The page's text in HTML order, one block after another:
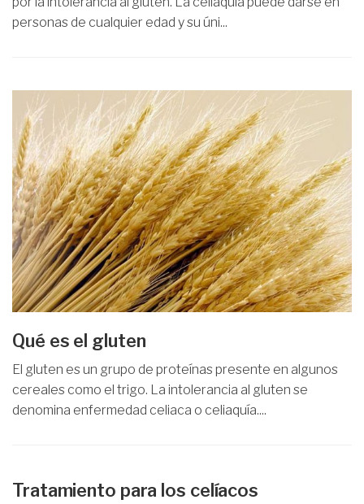
personas de cualquier edad y su úni...
Qué es el gluten
El gluten es un grupo de proteínas presente en algunos
cereales como el trigo. La intolerancia al gluten se
denomina enfermedad celiaca o celiaquía....
Tratamiento para los celíacos